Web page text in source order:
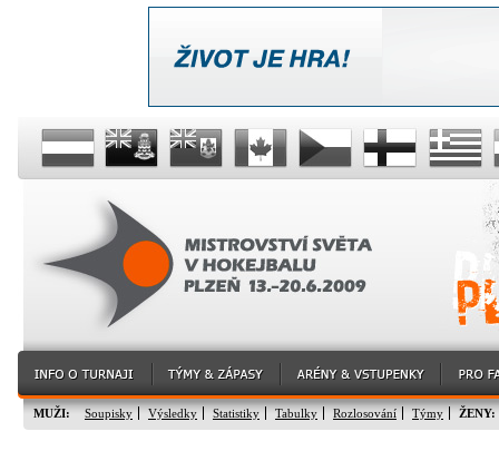
MUŽI: Soupisky Výsledky Statistiky Tabulky Rozlosování Týmy ŽENY: